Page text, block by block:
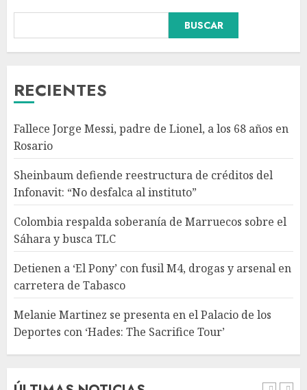
BUSCAR
RECIENTES
Fallece Jorge Messi, padre de Lionel, a los 68 años en
Rosario
Sheinbaum defiende reestructura de créditos del
Infonavit: “No desfalca al instituto”
Colombia respalda soberanía de Marruecos sobre el
Sáhara y busca TLC
Detienen a ‘El Pony’ con fusil M4, drogas y arsenal en
carretera de Tabasco
Melanie Martinez se presenta en el Palacio de los
Deportes con ‘Hades: The Sacrifice Tour’
Colombia respalda soberanía
de Marruecos sobre el Sáhara
4
Detienen a ‘El Pony’ con fusil
M4, drogas y arsenal en
5
Melanie Martinez se presenta
con ‘Hades: The Sacrifice Tour’
AGOSTO 9, 2026
Lionel, a los 68 años en Rosario